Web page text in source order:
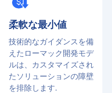
柔軟な最小値
技術的なガイダンスを備
えたローマック開発モデ
ルは、カスタマイズされ
たソリューションの障壁
を排除します.